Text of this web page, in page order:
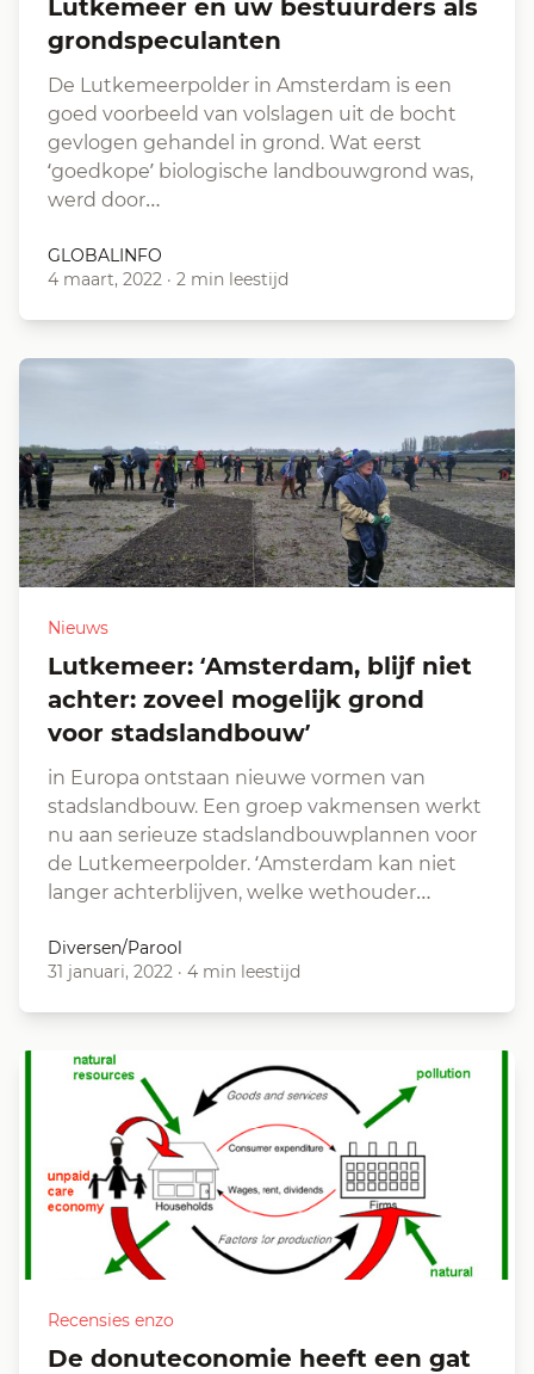
Lutkemeer en uw bestuurders als
grondspeculanten
De Lutkemeerpolder in Amsterdam is een
goed voorbeeld van volslagen uit de bocht
gevlogen gehandel in grond. Wat eerst
‘goedkope’ biologische landbouwgrond was,
werd door…
GLOBALINFO
4 maart, 2022 · 2 min leestijd
Nieuws
Lutkemeer: ‘Amsterdam, blijf niet
achter: zoveel mogelijk grond
voor stadslandbouw’
in Europa ontstaan nieuwe vormen van
stadslandbouw. Een groep vakmensen werkt
nu aan serieuze stadslandbouw­plannen voor
de Lutkemeerpolder. ‘Amsterdam kan niet
langer achterblijven, welke wethouder…
Diversen/Parool
31 januari, 2022 · 4 min leestijd
Recensies enzo
De donuteconomie heeft een gat